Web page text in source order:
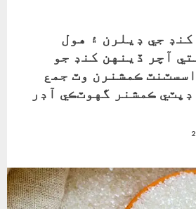
جي ڊيلرن ۽ هول
آچر ڏينهن کنڊ جو
ڪمشنرن وٽ جمع
ڪمشنر گهوٽڪي آڊر